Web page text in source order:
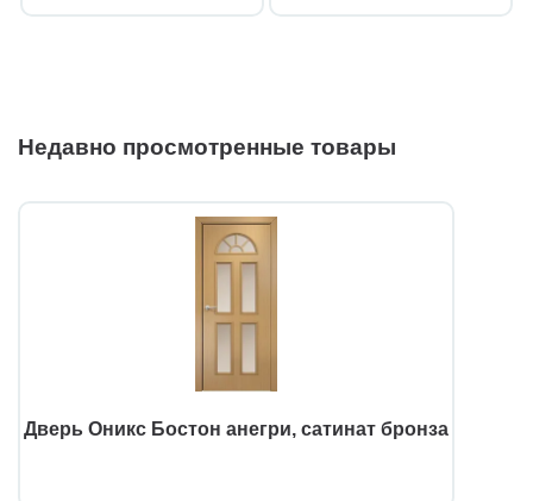
Недавно просмотренные товары
Дверь Оникс Бостон анегри, сатинат бронза